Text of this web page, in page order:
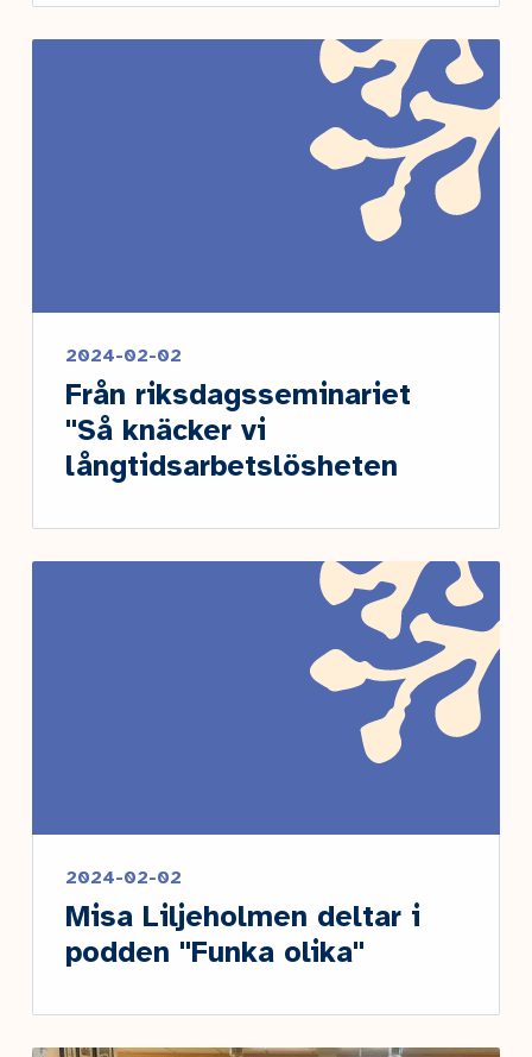
2024-02-02
Från riksdagsseminariet
"Så knäcker vi
långtidsarbetslösheten
2024-02-02
Misa Liljeholmen deltar i
podden "Funka olika"